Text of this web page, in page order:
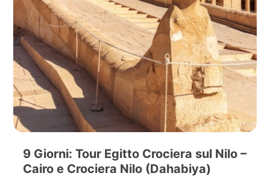
9 Giorni: Tour Egitto Crociera sul Nilo –
Cairo e Crociera Nilo (Dahabiya)